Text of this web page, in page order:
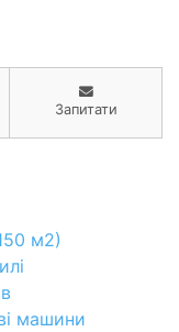
Запитати
м2)
машини